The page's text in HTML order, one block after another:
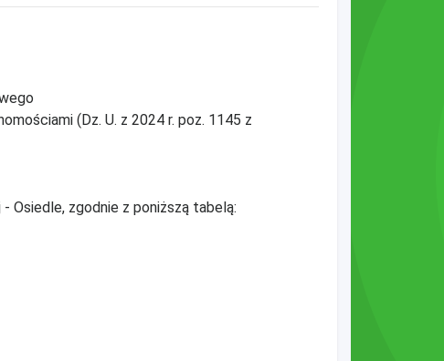
(Dz. U. z 2024 r. poz. 1145 z
Osiedle, zgodnie z poniższą tabelą: